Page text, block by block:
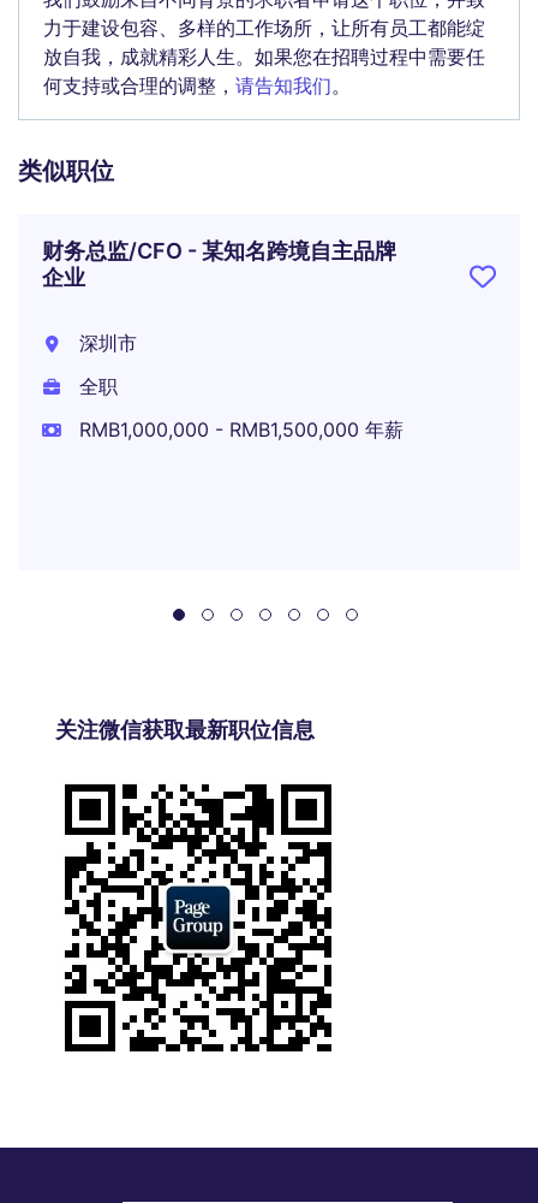
力于建设包容、多样的工作场所，让所有员工都能绽
放自我，成就精彩人生。如果您在招聘过程中需要任
何支持或合理的调整， 请告知我们。
类似职位
财务总监/CFO - 某知名跨境自主品牌
企业
深圳市
全职
RMB1,000,000 - RMB1,500,000 年薪
关注微信获取最新职位信息